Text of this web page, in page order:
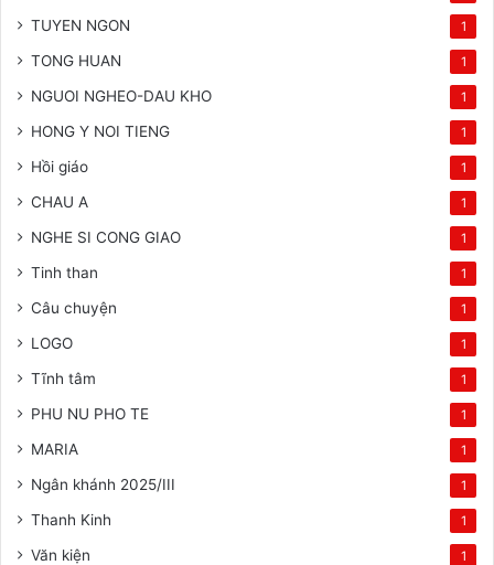
TUYEN NGON 1
TONG HUAN 1
NGUOI NGHEO-DAU KHO 1
HONG Y NOI TIENG 1
Hồi giáo 1
CHAU A 1
NGHE SI CONG GIAO 1
Tinh than 1
Câu chuyện 1
LOGO 1
Tĩnh tâm 1
PHU NU PHO TE 1
MARIA 1
Ngân khánh 2025/III 1
Thanh Kinh 1
Văn kiện 1